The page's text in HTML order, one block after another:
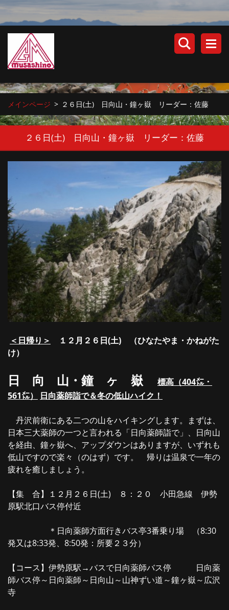
メインページ > ２６日(土) 日向山・鐘ヶ嶽 リーダー：佐藤
２６日(土) 日向山・鐘ヶ嶽 リーダー：佐藤
＜日帰り＞ １ ２月２６日(土) （ひなたやま・かねがた
け）
日 向 山・鐘 ヶ 嶽 標高（404㍍・
561㍍） 日向薬師詣で＆冬の低山ハイク ！
丹沢前衛にある二つの山をハイキングします。まずは、
日本三大薬師の一つと言われる「日向薬師詣で」、日向山
を経由、鐘ヶ嶽へ、アップダウンはありますが、いずれも
低山ですので楽々（のはず）です。 帰りは温泉で一年の
疲れを癒しましょう。
【集 合】１２月２６日(土) ８：２０ 小田急線 伊勢
原駅北口バス停付近
＊日向薬師方面行きバス亭3番乗り場 （8:30
発又は8:33発、8:50発：所要２３分）
【コース】伊勢原駅→バスで日向薬師バス停 日向薬
師バス停～日向薬師～日向山～山神ずい道～鐘ヶ嶽～広沢
寺